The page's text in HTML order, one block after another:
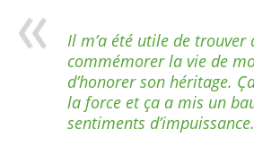
Il m’a été utile de trouver
commémorer la vie de
d’honorer son héritage.
la force et ça a mis un
sentiments d’impuissance.